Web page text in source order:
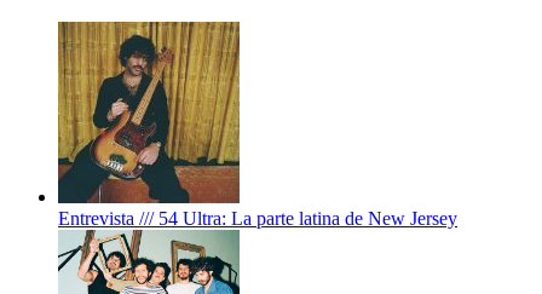
Entrevista /// 54 Ultra: La parte latina de New Jersey